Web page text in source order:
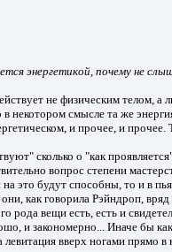
энергетикой, почему не
не физическим
некотором смысле та же
и прочее, и прочее.
сколько о "как
вопрос степени
это будут способны, то и в
как говорила Рэйндроп,
рода вещи есть, есть и
и закономерно... Иначе бы
вверх ногами прямо